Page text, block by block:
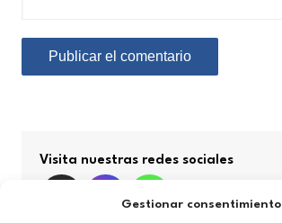
Gestionar consentimiento
Visita nuestras redes sociales